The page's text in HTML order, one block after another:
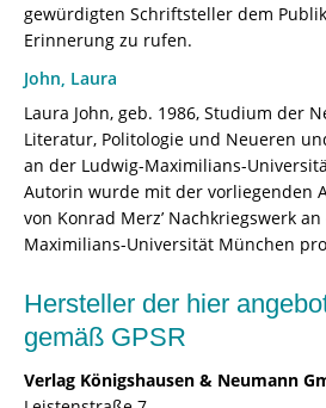
8260-
4
[Digital]
Menge
gewürdigten Schriftsteller dem
Erinnerung zu rufen.
John, Laura
Laura John, geb. 1986, Studium der
Literatur, Politologie und Neueren
an der Ludwig-Maximilians-
Autorin wurde mit der vorliegenden
von Konrad Merz’ Nachkriegswerk
Maximilians-Universität München
Hersteller der hier
gemäß GPSR
Verlag Königshausen & Neumann